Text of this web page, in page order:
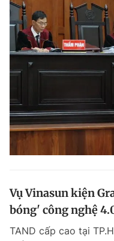
Vụ Vinasun kiện
bóng' công nghệ
TAND cấp cao tại